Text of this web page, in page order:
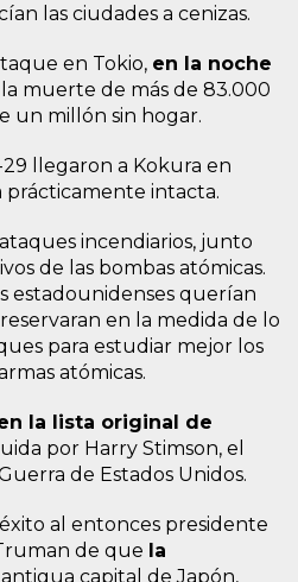
las ciudades a cenizas.
en Tokio, en la noche
la muerte de más de 83.000
un millón sin hogar.
llegaron a Kokura en
prácticamente intacta.
incendiarios, junto
de las bombas atómicas.
estadounidenses querían
en la medida de lo
para estudiar mejor los
atómicas.
la lista original de
por Harry Stimson, el
de Estados Unidos.
al entonces presidente
de que la
antigua capital de Japón,